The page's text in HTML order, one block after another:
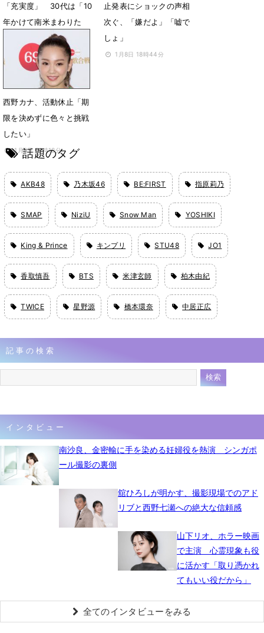
「充実度」 30代は「10
年かけて南米まわりた
1月9日 00時23分
止発表にショックの声相
次ぐ、「嫌だよ」「嘘で
しょ」
1月8日 18時44分
西野カナ、活動休止「期
限を決めずに色々と挑戦
したい」
1月8日 18時18分
話題のタグ
AKB48 乃木坂46 BE:FIRST 指原莉乃
SMAP NiziU Snow Man YOSHIKI
King & Prince キンプリ STU48 JO1
香取慎吾 BTS 米津玄師 柏木由紀
TWICE 星野源 橋本環奈 中居正広
記事の検索
インタビュー
南沙良、金密輸に手を染める妊婦役を熱演 シンガポ
ール撮影の裏側
舘ひろしが明かす、撮影現場でのアド
リブと西野七瀬への絶大な信頼感
山下リオ、ホラー映画
で主演 心霊現象も役
に活かす「取り憑かれ
てもいい役だから」
全てのインタビューをみる